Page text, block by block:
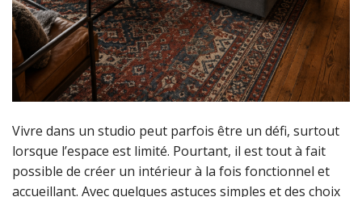
Vivre dans un studio peut parfois être un défi, surtout
lorsque l’espace est limité. Pourtant, il est tout à fait
possible de créer un intérieur à la fois fonctionnel et
accueillant. Avec quelques astuces simples et des choix